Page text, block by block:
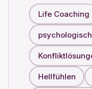
Life Coaching
Hellfühlen